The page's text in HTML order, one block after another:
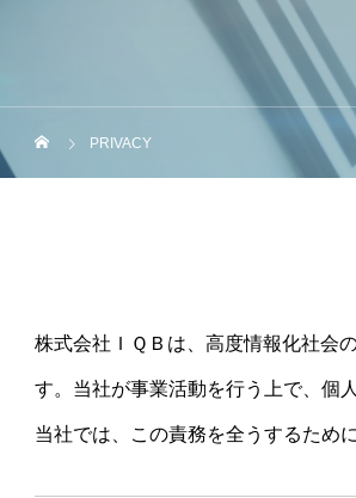
PRIVACY
株式会社ＩＱＢは、高度情報化社会
す。当社が事業活動を行う上で、個
当社では、この責務を全うするため